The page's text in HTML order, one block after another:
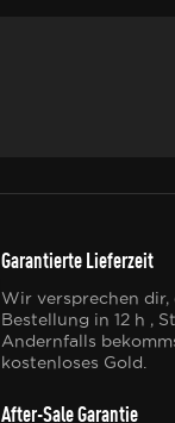
Garantierte Lieferzeit
Wir versprechen dir,
Bestellung in 12 h ,
Andernfalls
kostenloses Gold.
After-Sale Garantie